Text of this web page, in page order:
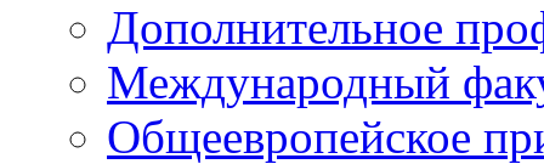
Дополнительное
Международный
Общеевропейское